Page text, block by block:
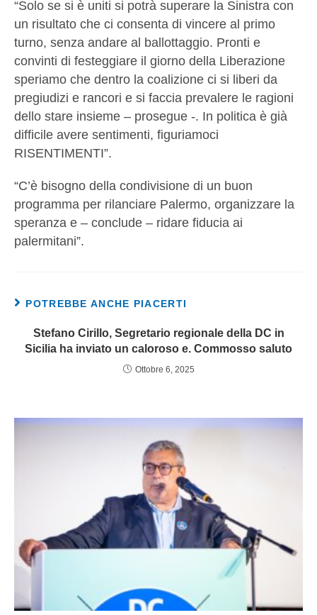
“Solo se si è uniti si potrà superare la Sinistra con
un risultato che ci consenta di vincere al primo
turno, senza andare al ballottaggio. Pronti e
convinti di festeggiare il giorno della Liberazione
speriamo che dentro la coalizione ci si liberi da
pregiudizi e rancori e si faccia prevalere le ragioni
dello stare insieme – prosegue -. In politica è già
difficile avere sentimenti, figuriamoci
RISENTIMENTI”.
“C’è bisogno della condivisione di un buon
programma per rilanciare Palermo, organizzare la
speranza e – conclude – ridare fiducia ai
palermitani”.
POTREBBE ANCHE PIACERTI
Stefano Cirillo, Segretario regionale della DC in
Sicilia ha inviato un caloroso e. Commosso saluto
Ottobre 6, 2025